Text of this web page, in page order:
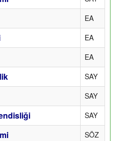
EA
EA
EA
SAY
SAY
SAY
SÖZ